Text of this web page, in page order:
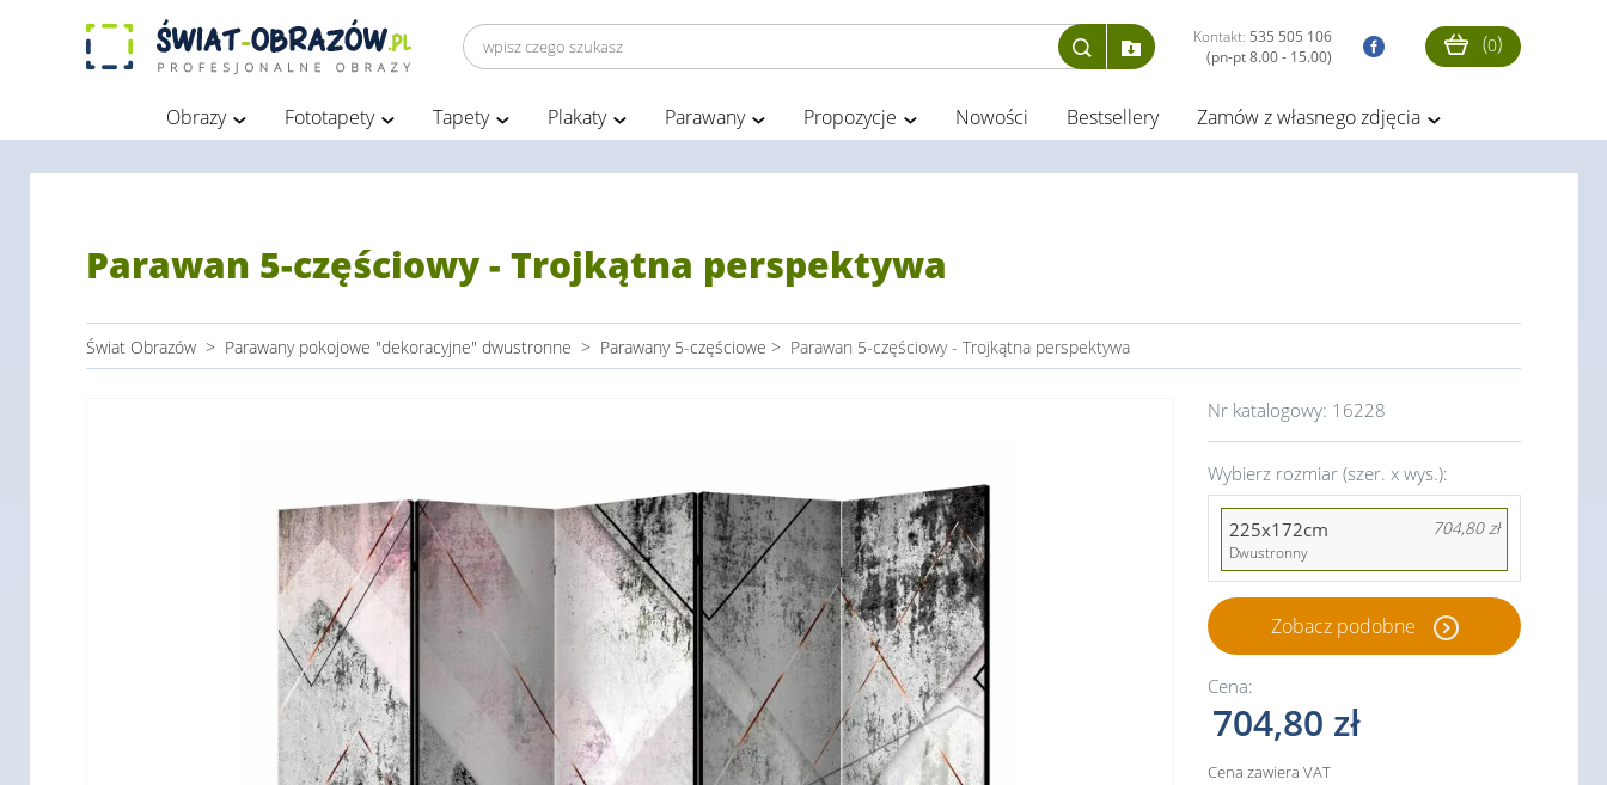
Kontakt: 535 505 106
(pn-pt 8.00 - 15.00)
(0)
Obrazy Fototapety Tapety Plakaty Parawany Propozycje Nowości Bestsellery Zamów z własnego zdjęcia
Parawan 5-częściowy - Trojkątna perspektywa
Świat Obrazów > Parawany pokojowe "dekoracyjne" dwustronne > Parawany 5-częściowe > Parawan 5-częściowy - Trojkątna perspektywa
Nr katalogowy: 16228
Wybierz rozmiar (szer. x wys.):
225x172cm 704,80 zł
Dwustronny
Zobacz podobne
Cena:
704,80 zł
Cena zawiera VAT